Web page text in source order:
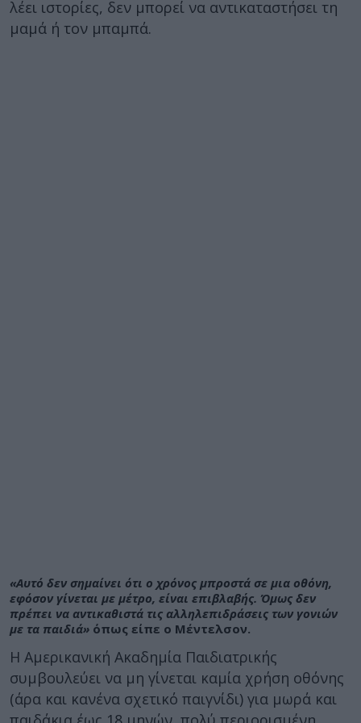
λέει ιστορίες, δεν μπορεί να αντικαταστήσει τη
μαμά ή τον μπαμπά.
«Αυτό δεν σημαίνει ότι ο χρόνος μπροστά σε μια οθόνη,
εφόσον γίνεται με μέτρο, είναι επιβλαβής. Όμως δεν
πρέπει να αντικαθιστά τις αλληλεπιδράσεις των γονιών
με τα παιδιά» όπως είπε ο Μέντελσον.
Η Αμερικανική Ακαδημία Παιδιατρικής
συμβουλεύει να μη γίνεται καμία χρήση οθόνης
(άρα και κανένα σχετικό παιγνίδι) για μωρά και